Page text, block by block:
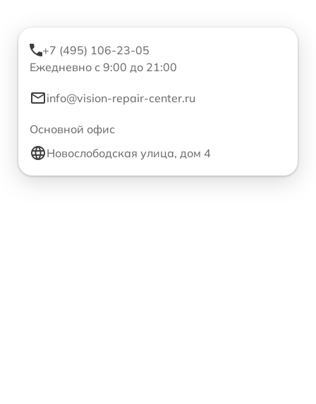
+7 (495) 106-23-05
Ежедневно с 9:00 до 21:00
info@vision-repair-center.ru
Основной офис
Новослободская улица, дом 4